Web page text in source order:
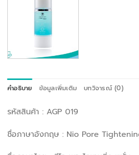
คำอธิบาย ข้อมูลเพิ่มเติม บทวิจารณ์ (0)
รหัสสินค้า : AGP 019
ชื่อภาษาอังกฤษ : Nio Pore